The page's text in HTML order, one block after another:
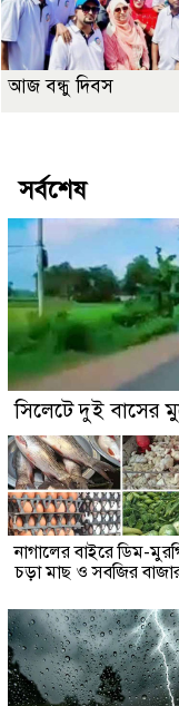
আজ বন্ধু দিবস
সর্বশেষ
সিলেটে দুই বাসের
নাগালের বাইরে ডিম-
চড়া মাছ ও সবজির